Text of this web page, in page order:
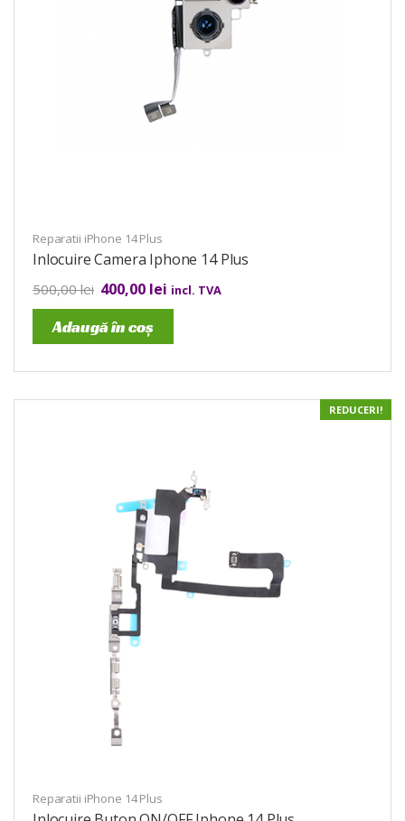
Reparatii iPhone 14 Plus
Inlocuire Camera Iphone 14 Plus
500,00lei 400,00 lei incl. TVA
Adaugă în coș
REDUCERI!
Reparatii iPhone 14 Plus